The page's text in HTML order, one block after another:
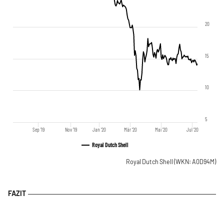
Royal Dutch Shell
Sep '19 Nov '19 Jan '20 Mär '20 Mai '20 Jul '20
5
10
15
20
Royal Dutch Shell (WKN: A0D94M)